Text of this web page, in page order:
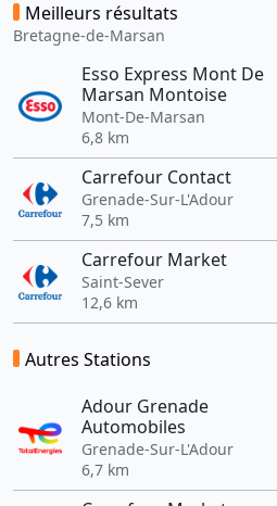
Meilleurs résultats
Bretagne-de-Marsan
Esso Express Mont De
Marsan Montoise
Mont-De-Marsan
6,8 km
Carrefour Contact
Grenade-Sur-L'Adour
7,5 km
Carrefour Market
Saint-Sever
12,6 km
Autres Stations
Adour Grenade
Automobiles
Grenade-Sur-L'Adour
6,7 km